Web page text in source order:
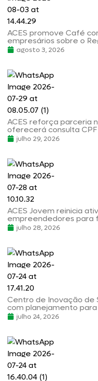
ACES promove Café
empresários sobre o
agosto 3, 2026
ACES reforça parceria
oferecerá consulta
julho 29, 2026
ACES Jovem reinicia
empreendedores
julho 28, 2026
Centro de Inovação de
com planejamento
julho 24, 2026